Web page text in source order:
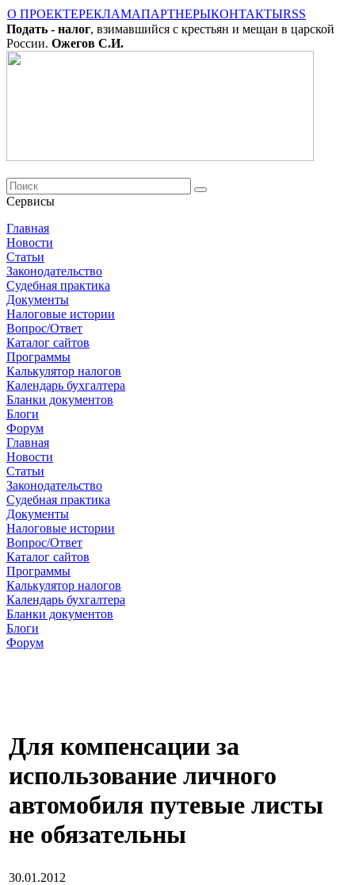
О ПРОЕКТЕРЕКЛАМАПАРТНЕРЫКОНТАКТЫRSS
Подать - налог, взимавшийся с крестьян и мещан в царской
России. Ожегов С.И.
Сервисы
Главная
Новости
Cтатьи
Законодательство
Судебная практика
Документы
Налоговые истории
Вопрос/Ответ
Каталог сайтов
Программы
Калькулятор налогов
Календарь бухгалтера
Бланки документов
Блоги
Форум
Главная
Новости
Cтатьи
Законодательство
Судебная практика
Документы
Налоговые истории
Вопрос/Ответ
Каталог сайтов
Программы
Калькулятор налогов
Календарь бухгалтера
Бланки документов
Блоги
Форум
Для компенсации за
использование личного
автомобиля путевые листы
не обязательны
30.01.2012